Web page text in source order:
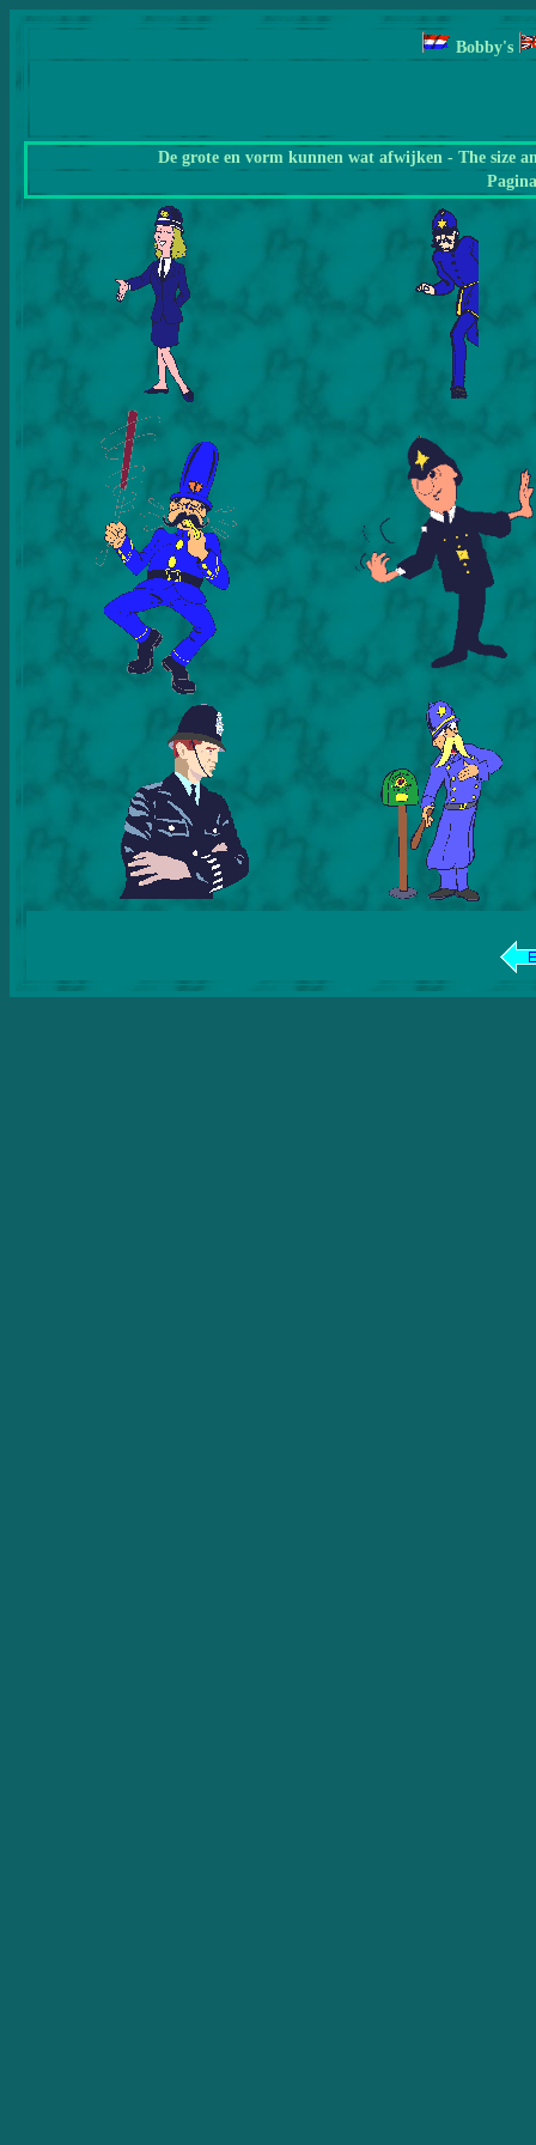
Bobby's
De grote en vorm kunnen wat afwijken - The size